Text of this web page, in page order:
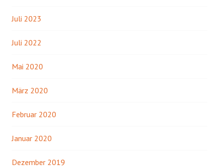
Juli 2023
Juli 2022
Mai 2020
März 2020
Februar 2020
Januar 2020
Dezember 2019